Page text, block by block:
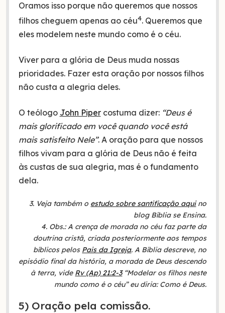
Oramos isso porque não queremos que nossos
filhos cheguem apenas ao céu4. Queremos que
eles modelem neste mundo como é o céu.
Viver para a glória de Deus muda nossas
prioridades. Fazer esta oração por nossos filhos
não custa a alegria deles.
O teólogo John Pipercostuma dizer: “Deus é
mais glorificado em você quando você está
mais satisfeito Nele”. A oração para que nossos
filhos vivam para a glória de Deus não é feita
às custas de sua alegria, mas é o fundamento
dela.
3. Veja também o estudo sobre santificação aquino
blog Bíblia se Ensina.
4. Obs.: A crença de morada no céu faz parte da
doutrina cristã, criada posteriormente aos tempos
bíblicos pelos Pais da Igreja. A Bíblia descreve, no
episódio final da história, a morada de Deus descendo
à terra, vide Rv (Ap) 21:2-3“Modelar os filhos neste
mundo como é o céu” eu diria: Como é Deus.
5) Oração pela comissão.